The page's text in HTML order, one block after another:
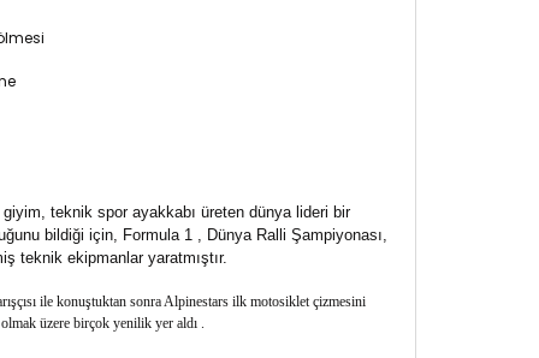
teknik spor ayakkabı üreten dünya lideri bir
bildiği için, Formula 1 , Dünya Ralli Şampiyonası,
teknik ekipmanlar yaratmıştır.
ile konuştuktan sonra Alpinestars ilk motosiklet çizmesini
üzere birçok yenilik yer aldı .